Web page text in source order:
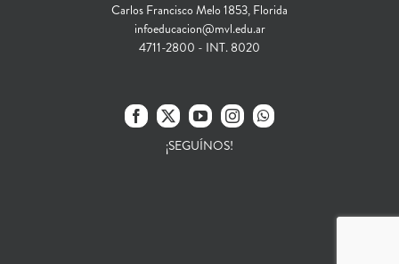
Carlos Francisco Melo 1853, Florida
infoeducacion@mvl.edu.ar
4711-2800 - INT. 8020
¡SEGUÍNOS!